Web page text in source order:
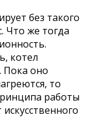
без такого
Что же тогда
котел
Пока оно
то
работы